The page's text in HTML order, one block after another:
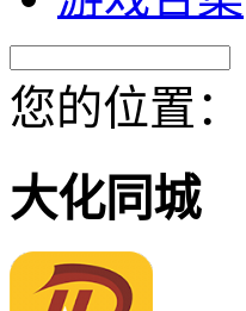
您的位置：
大化同城